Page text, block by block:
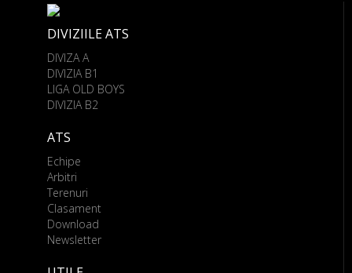
DIVIZIILE ATS
DIVIZA A
DIVIZIA B1
LIGA OLD BOYS
DIVIZIA B2
ATS
Echipe
Arbitri
Terenuri
Clasament
Download
Newsletter